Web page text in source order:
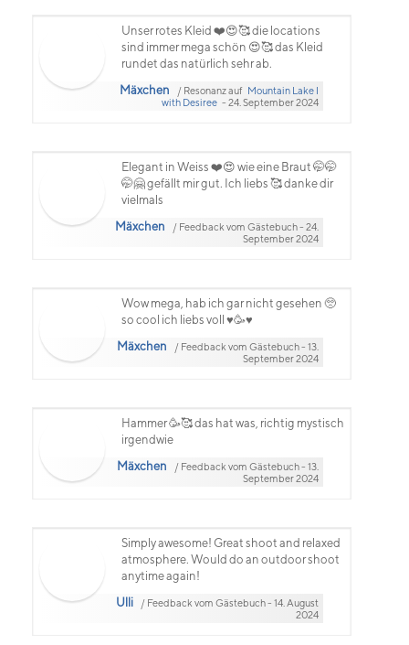
Unser rotes Kleid ❤️😍🥰 die locations
sind immer mega schön 😍🥰 das Kleid
rundet das natürlich sehr ab.
Mäxchen
/ Resonanz auf Mountain Lake I
with Desiree - 24. September 2024
Elegant in Weiss ❤️😍 wie eine Braut 🤭🤭
🤭🤗 gefällt mir gut. Ich liebs 🥰 danke dir
vielmals
Mäxchen
/ Feedback vom Gästebuch - 24.
September 2024
Wow mega, hab ich gar nicht gesehen 🥺
so cool ich liebs voll ♥️🥳♥️
Mäxchen
/ Feedback vom Gästebuch - 13.
September 2024
Hammer 🥳🥰 das hat was, richtig mystisch
irgendwie
Mäxchen
/ Feedback vom Gästebuch - 13.
September 2024
Simply awesome! Great shoot and relaxed
atmosphere. Would do an outdoor shoot
anytime again!
Ulli
/ Feedback vom Gästebuch - 14. August
2024